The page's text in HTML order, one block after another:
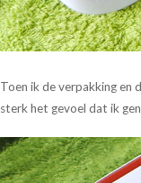
Toen ik de verpakking en
sterk het gevoel dat ik